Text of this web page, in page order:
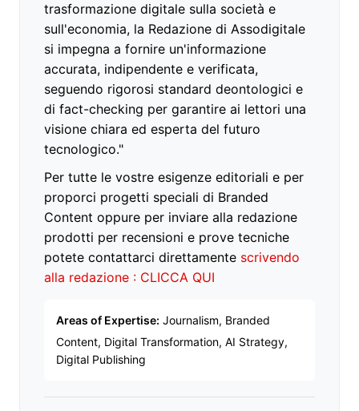
trasformazione digitale sulla società e
sull'economia, la Redazione di Assodigitale
si impegna a fornire un'informazione
accurata, indipendente e verificata,
seguendo rigorosi standard deontologici e
di fact-checking per garantire ai lettori una
visione chiara ed esperta del futuro
tecnologico."
Per tutte le vostre esigenze editoriali e per
proporci progetti speciali di Branded
Content oppure per inviare alla redazione
prodotti per recensioni e prove tecniche
potete contattarci direttamente scrivendo
alla redazione : CLICCA QUI
Areas of Expertise: Journalism, Branded
Content, Digital Transformation, AI Strategy,
Digital Publishing